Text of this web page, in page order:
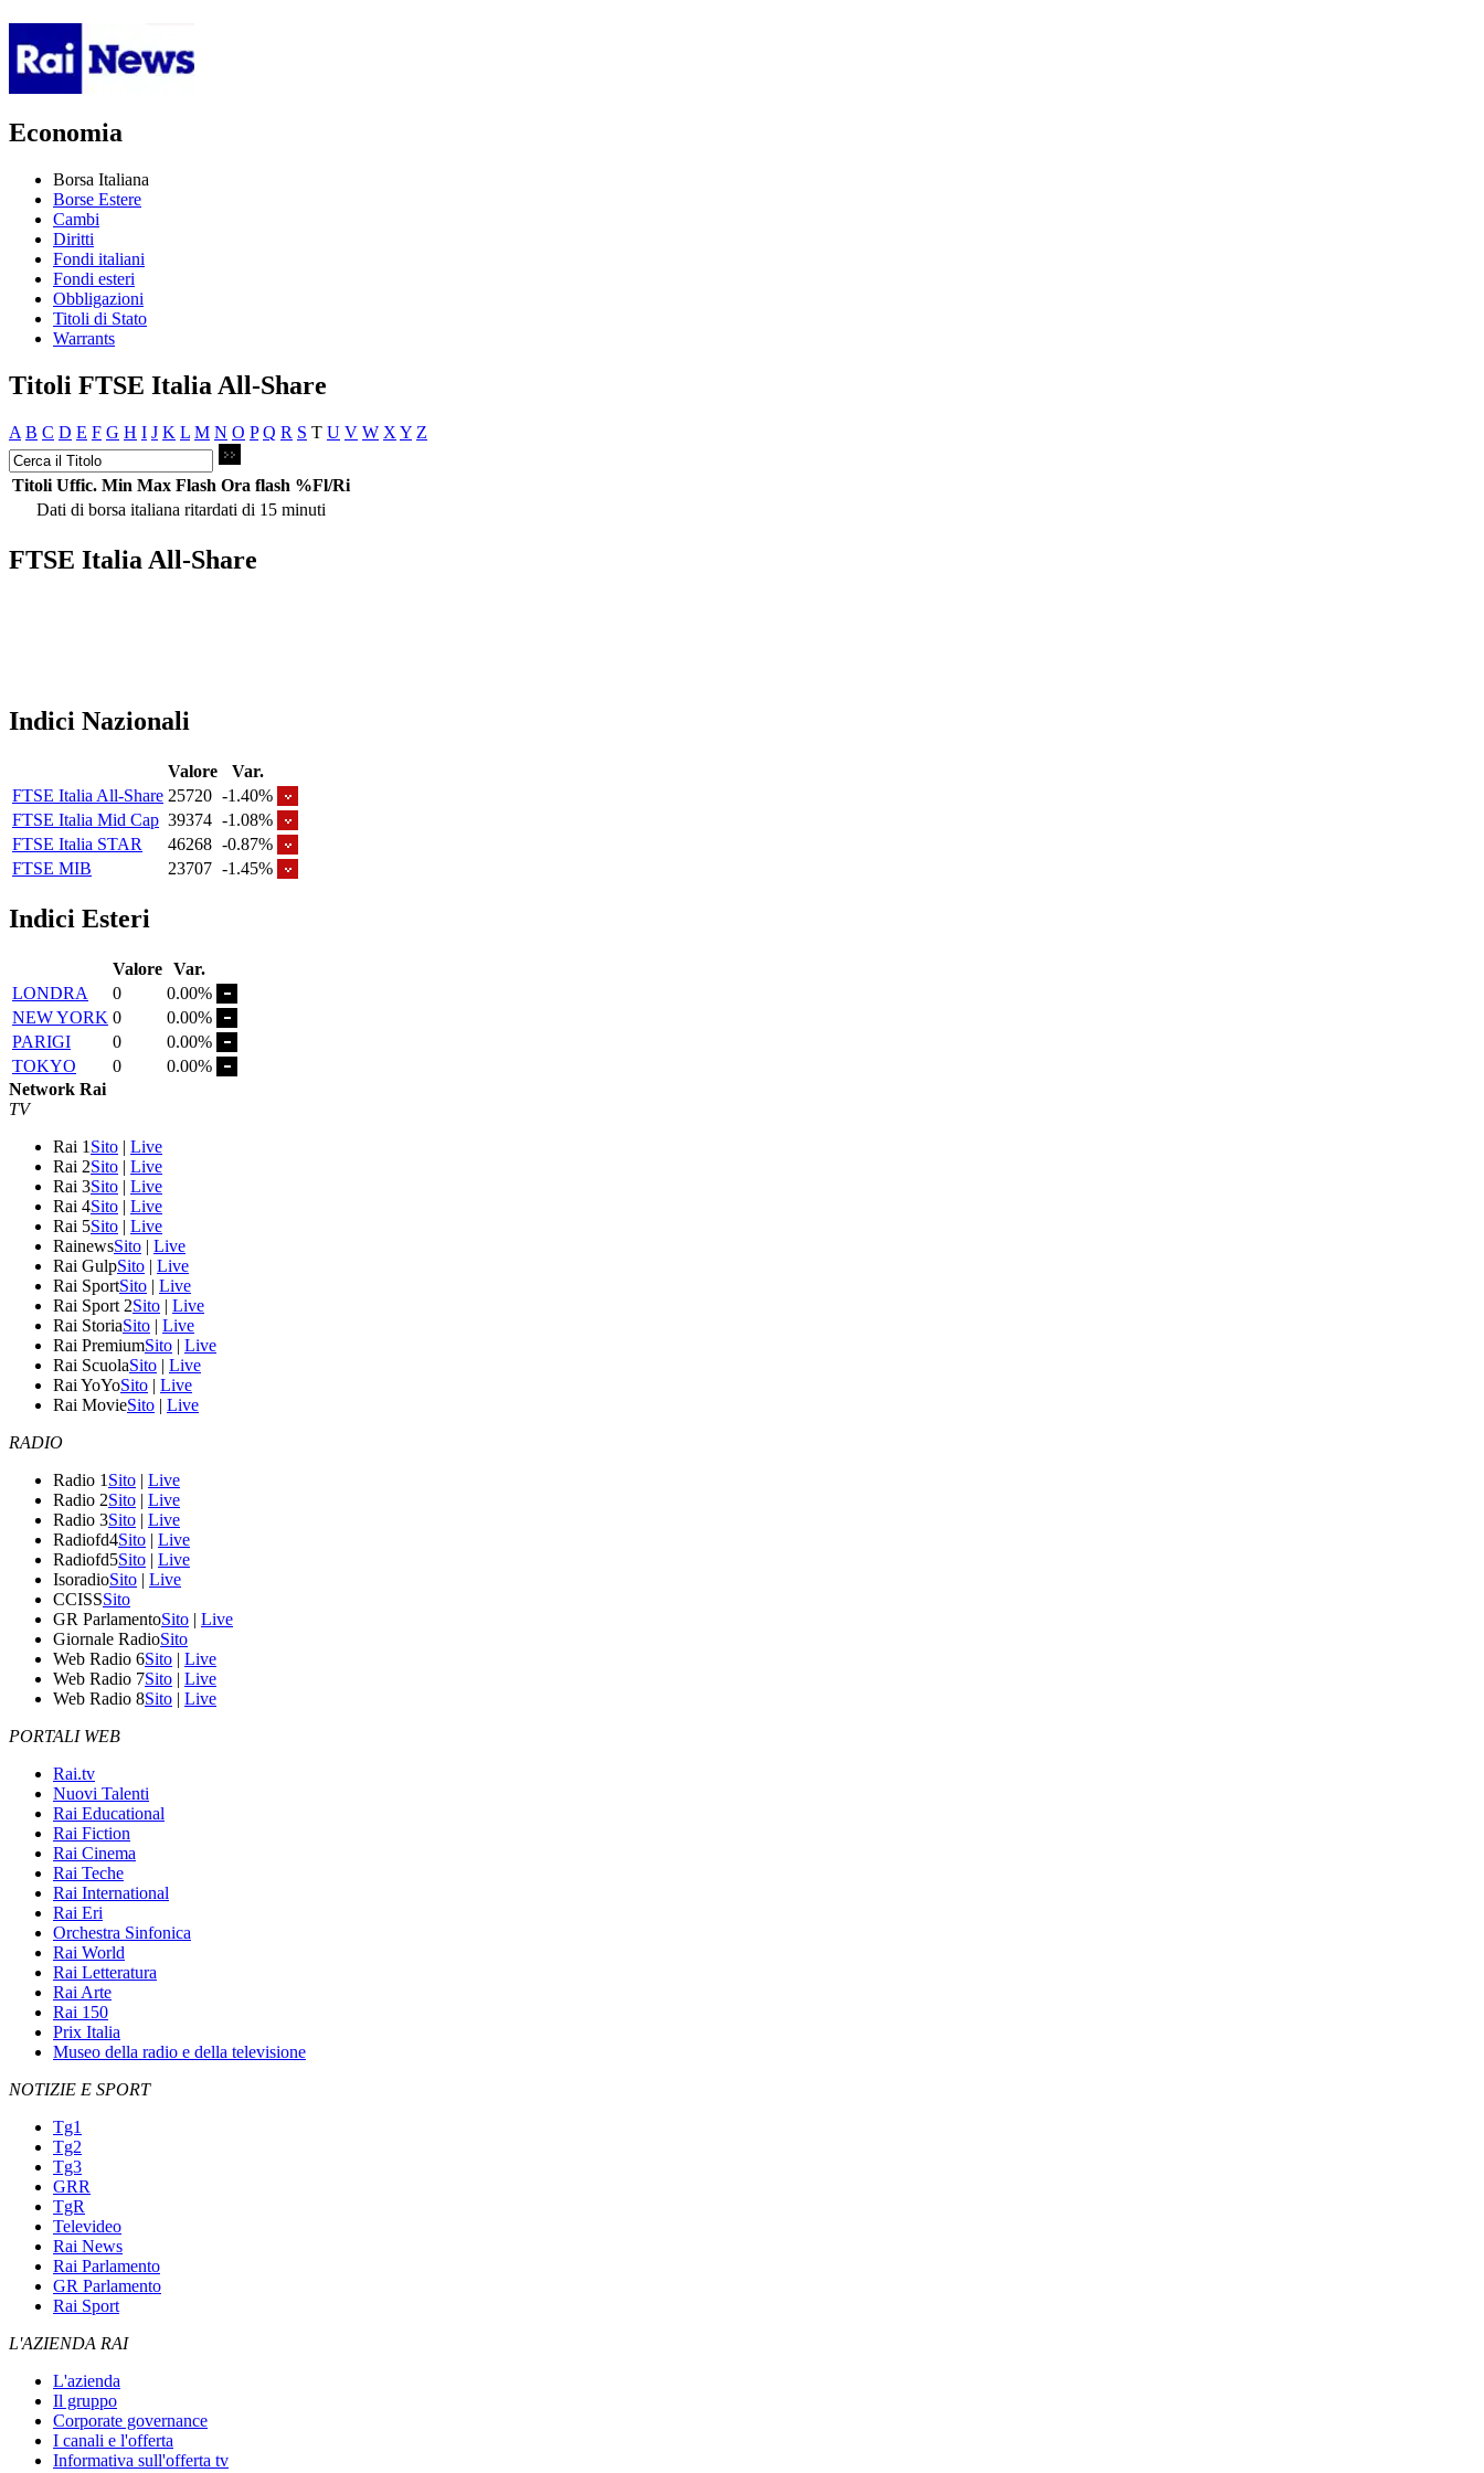
Economia
Borsa Italiana
Borse Estere
Cambi
Diritti
Fondi italiani
Fondi esteri
Obbligazioni
Titoli di Stato
Warrants
Titoli FTSE Italia All-Share
A B C D E F G H I J K L M N O P Q R S T U V W X Y Z
Titoli Uffic. Min Max Flash Ora flash %Fl/Ri
Dati di borsa italiana ritardati di 15 minuti
FTSE Italia All-Share
Indici Nazionali
Valore
Var.
FTSE Italia All-Share 25720 -1.40%
FTSE Italia Mid Cap 39374 -1.08%
FTSE Italia STAR
46268 -0.87%
FTSE MIB
23707 -1.45%
Indici Esteri
Valore Var.
LONDRA
0
0.00%
NEW YORK 0
0.00%
PARIGI
0
0.00%
TOKYO
0
0.00%
Network Rai
TV
Rai 1 Sito | Live
Rai 2Sito | Live
Rai 3Sito | Live
Rai 4Sito | Live
Rai 5Sito | Live
RainewsSito | Live
Rai GulpSito | Live
Rai SportSito | Live
Rai Sport 2Sito | Live
Rai StoriaSito | Live
Rai PremiumSito | Live
Rai ScuolaSito | Live
Rai YoYoSito | Live
Rai MovieSito | Live
RADIO
Radio 1 Sito | Live
Radio 2Sito | Live
Radio 3Sito | Live
Radiofd4Sito | Live
Radiofd5Sito | Live
IsoradioSito | Live
CCISSSito
GR ParlamentoSito | Live
Giornale RadioSito
Web Radio 6Sito | Live
Web Radio 7Sito | Live
Web Radio 8Sito | Live
PORTALI WEB
Rai.tv
Nuovi Talenti
Rai Educational
Rai Fiction
Rai Cinema
Rai Teche
Rai International
Rai Eri
Orchestra Sinfonica
Rai World
Rai Letteratura
Rai Arte
Rai 150
Prix Italia
Museo della radio e della televisione
NOTIZIE E SPORT
Tg1
Tg2
Tg3
GRR
TgR
Televideo
Rai News
Rai Parlamento
GR Parlamento
Rai Sport
L'AZIENDA RAI
L'azienda
Il gruppo
Corporate governance
I canali e l'offerta
Informativa sull'offerta tv